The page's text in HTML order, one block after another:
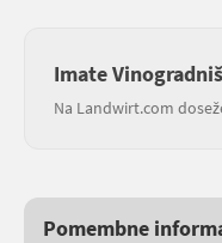
Imate
Na Landwirt.com
Pomembne